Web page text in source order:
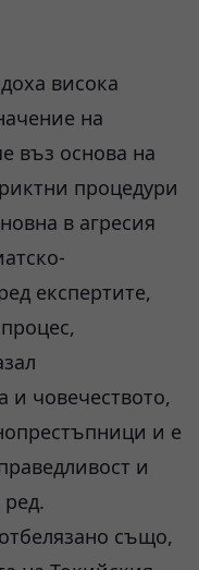
висока
на
въз основа на
процедури
в агресия
експертите,
и човечеството,
и е
и
също,